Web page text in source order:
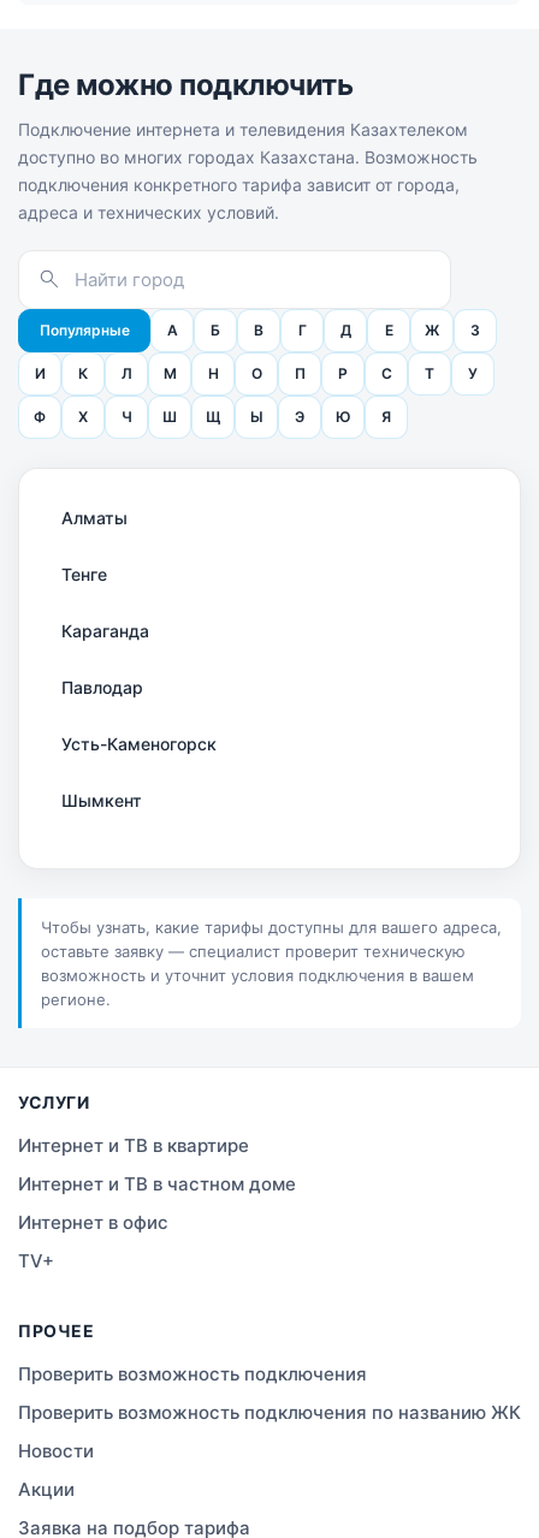
Где можно подключить
Подключение интернета и телевидения Казахтелеком
доступно во многих городах Казахстана. Возможность
подключения конкретного тарифа зависит от города,
адреса и технических условий.
Популярные А Б В Г Д Е Ж З
И К Л М Н О П Р С Т У
Ф Х Ч Ш Щ Ы Э Ю Я
Алматы
Тенге
Караганда
Павлодар
Усть-Каменогорск
Шымкент
Петропавловск
Темиртау
Тараз
Правда
Свободное
Чтобы узнать, какие тарифы доступны для вашего адреса,
оставьте заявку — специалист проверит техническую
возможность и уточнит условия подключения в вашем
регионе.
УСЛУГИ
Интернет и ТВ в квартире
Интернет и ТВ в частном доме
Интернет в офис
TV+
ПРОЧЕЕ
Проверить возможность подключения
Проверить возможность подключения по названию ЖК
Новости
Акции
Заявка на подбор тарифа